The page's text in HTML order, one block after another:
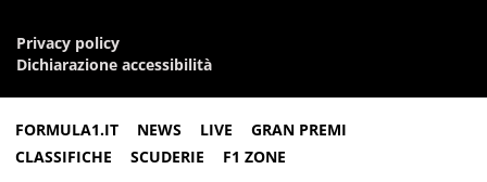
Privacy policy
Dichiarazione accessibilità
FORMULA1.IT NEWS LIVE
GRAN PREMI
CLASSIFICHE
SCUDERIE F1 ZONE